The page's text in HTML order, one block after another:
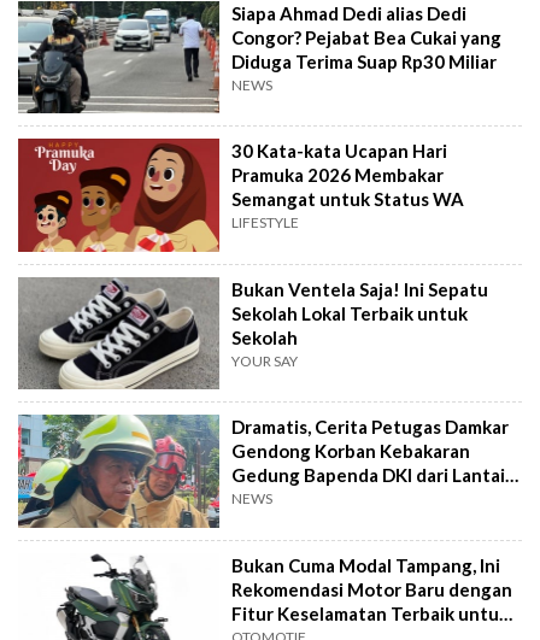
Siapa Ahmad Dedi alias Dedi
Congor? Pejabat Bea Cukai yang
Diduga Terima Suap Rp30 Miliar
NEWS
30 Kata-kata Ucapan Hari
Pramuka 2026 Membakar
Semangat untuk Status WA
LIFESTYLE
Bukan Ventela Saja! Ini Sepatu
Sekolah Lokal Terbaik untuk
Sekolah
YOUR SAY
Dramatis, Cerita Petugas Damkar
Gendong Korban Kebakaran
Gedung Bapenda DKI dari Lantai
16
NEWS
Bukan Cuma Modal Tampang, Ini
Rekomendasi Motor Baru dengan
Fitur Keselamatan Terbaik untuk